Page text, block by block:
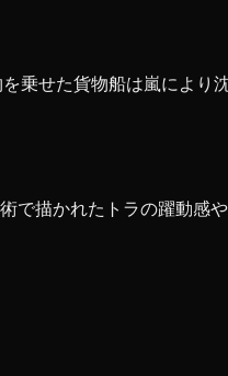
乗せた貨物船は嵐により
描かれたトラの躍動感